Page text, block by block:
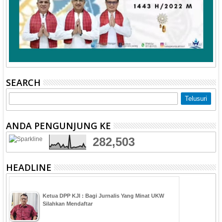
SEARCH
ANDA PENGUNJUNG KE
282,503
HEADLINE
Ketua DPP KJI : Bagi Jurnalis Yang Minat UKW
Silahkan Mendaftar